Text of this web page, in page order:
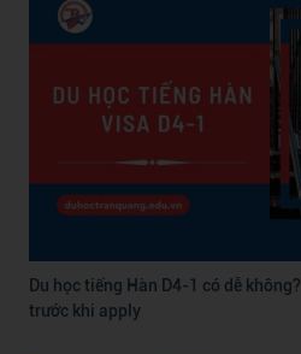
Du học tiếng Hàn D4-1 có dễ
trước khi apply